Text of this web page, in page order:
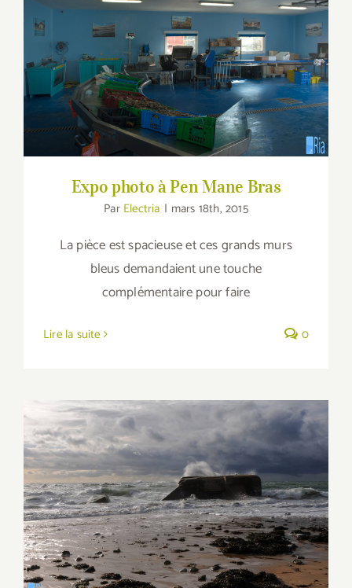
Expo photo à Pen Mane Bras
Expo photo à Pen Mane Bras
Par Electria | mars 18th, 2015
La pièce est spacieuse et ces grands murs
bleus demandaient une touche
complémentaire pour faire
Lire la suite 0
Erdeven, la Roche Sèche